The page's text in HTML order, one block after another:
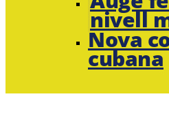
nivell
Nova
cubana